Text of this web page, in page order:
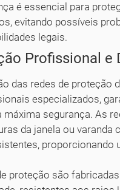
é essencial para
evitando possíveis
legais.
Profissional e
das redes de proteção
especializados,
máxima segurança. As
da janela ou varanda
proporcionando
proteção são